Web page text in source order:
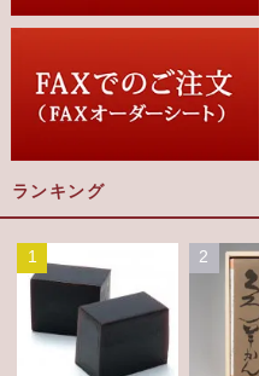
ランキング
1 2